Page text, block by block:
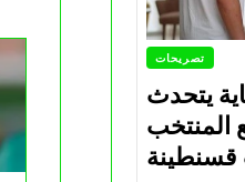
تصريحات
يتحدث
المنتخب